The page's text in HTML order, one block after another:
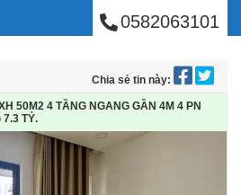
NHÀ PHÚ0582063101
Chia sẻ tin này:
50M2 4 TẦNG NGANG GẦN 4M 4 PN
TỶ.